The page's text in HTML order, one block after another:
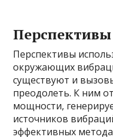
Перспективы
окружающих
существуют и
преодолеть. К ним
мощности,
источников
эффективных